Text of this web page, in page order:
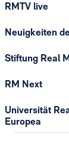
RMTV live
Neuigkeiten
Stiftung Real
RM Next
Universität
Europea